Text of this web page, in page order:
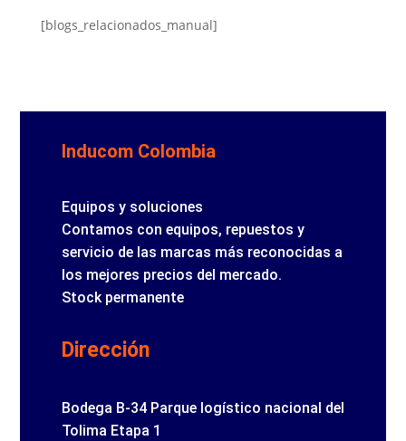
[blogs_relacionados_manual]
Inducom Colombia
Equipos y soluciones
Contamos con equipos, repuestos y
servicio de las marcas más reconocidas a
los mejores precios del mercado.
Stock permanente
Dirección
Bodega B-34 Parque logístico nacional del
Tolima Etapa 1